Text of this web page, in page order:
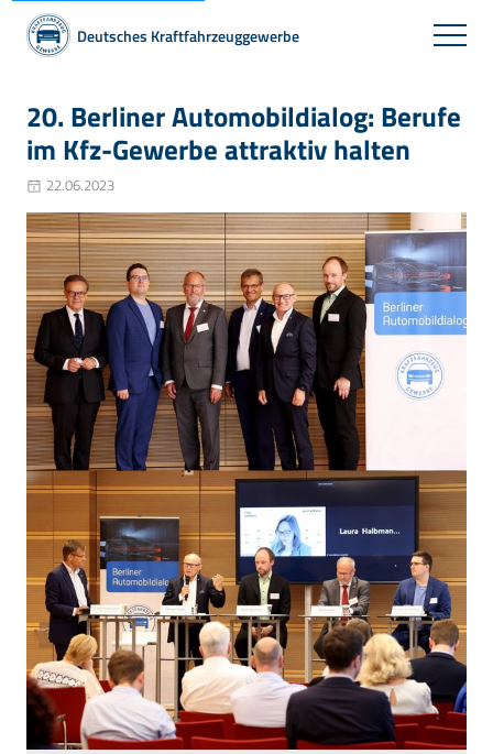
Deutsches Kraftfahrzeuggewerbe
20. Berliner Automobildialog: Berufe
im Kfz-Gewerbe attraktiv halten
22.06.2023